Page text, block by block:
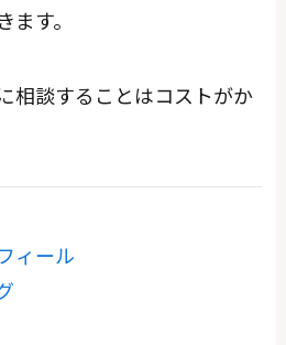
す。
相談することはコストがか
ィール